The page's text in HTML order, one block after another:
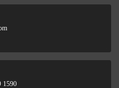
1590